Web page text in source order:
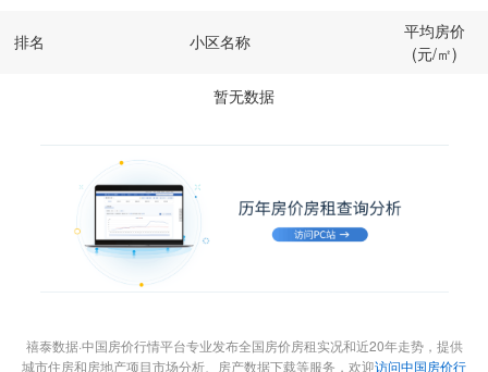
排名 小区名称
平均房价
(元/㎡)
暂无数据
禧泰数据·中国房价行情平台专业发布全国房价房租实况和近20年走势，提供
城市住房和房地产项目市场分析、房产数据下载等服务，欢迎访问中国房价行